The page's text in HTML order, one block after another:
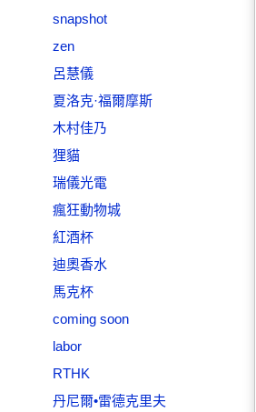
snapshot
zen
呂慧儀
夏洛克·福爾摩斯
木村佳乃
狸貓
瑞儀光電
瘋狂動物城
紅酒杯
迪奧香水
馬克杯
coming soon
labor
RTHK
丹尼爾•雷德克里夫